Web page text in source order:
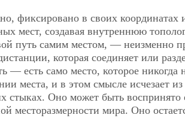
фиксировано в своих координатах
мест, создавая внутреннюю
путь самим местом, — неизменно
которая соединяет или
— есть само место, которое никогда
места, и в этом смысле исчезает
стыках. Оно может быть
месторазмерности мира. Оно